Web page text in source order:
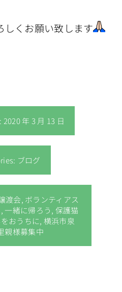
しくお願い致します
年 3 月 13 日
ブログ
渡会, ボランティアス
, 一緒に帰ろう, 保護猫
おうちに, 横浜市泉
親様募集中